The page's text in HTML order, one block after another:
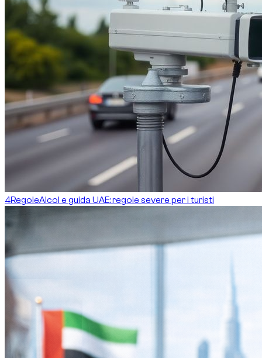
4RegoleAlcol e guida UAE: regole severe per i turisti